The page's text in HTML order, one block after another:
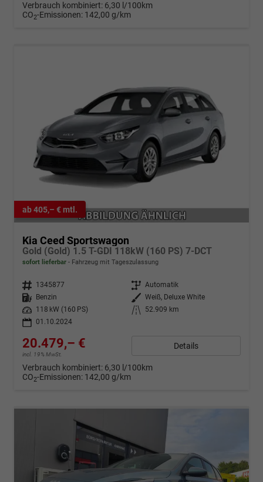
Verbrauch kombiniert: 6,30 l/100km
CO2-Emissionen: 142,00 g/km
ab 405,– € mtl.
Kia Ceed Sportswagon
Gold (Gold) 1.5 T-GDI 118kW (160 PS) 7-DCT
sofort lieferbar Fahrzeug mit Tageszulassung
Fahrzeugnr. 1345877 Getriebe Automatik
Kraftstoff
Benzin Außenfarbe Weiß, Deluxe White
Leistung
118 kW (160 PS) Kilometerstand
52.909 km
01.10.2024
20.479,– €
incl. 19% MwSt.
Details
Verbrauch kombiniert: 6,30 l/100km
CO2-Emissionen: 142,00 g/km